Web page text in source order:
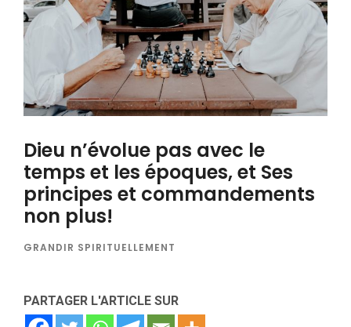
Dieu n’évolue pas avec le
temps et les époques, et Ses
principes et commandements
non plus!
GRANDIR SPIRITUELLEMENT
PARTAGER L'ARTICLE SUR